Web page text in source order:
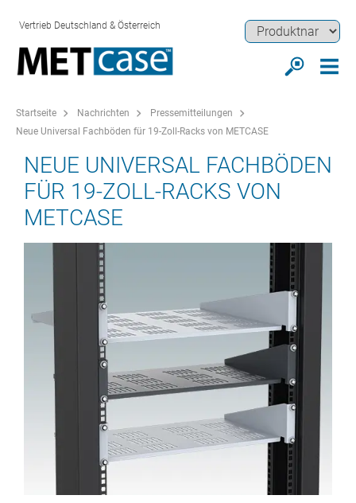
Vertrieb Deutschland & Österreich
Startseite Nachrichten
Pressemitteilungen
Neue Universal Fachböden für 19-Zoll-Racks von METCASE
NEUE UNIVERSAL FACHBÖDEN
FÜR 19-ZOLL-RACKS VON
METCASE